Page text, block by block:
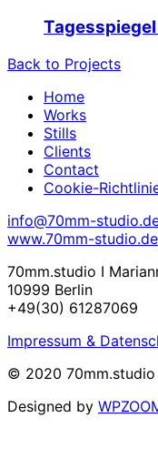
Tagesspiegel
Back to Projects
Home
Works
Stills
Clients
Contact
Cookie-
info@70mm-
www.70mm-studio.de
70mm.studio I
10999 Berlin
+49(30) 61287069
Impressum &
© 2020 70mm.studio
Designed by